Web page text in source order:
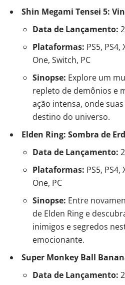
Shin Megami Tensei 5:
Data de Lançamento:
Plataformas: PS5,
One, Switch, PC
Sinopse: Explore um
repleto de demônios e
ação intensa, onde
destino do universo.
Elden Ring: Sombra de
Data de Lançamento:
Plataformas: PS5,
One, PC
Sinopse: Entre
de Elden Ring e
inimigos e segredos
emocionante.
Super Monkey Ball
Data de Lançamento: